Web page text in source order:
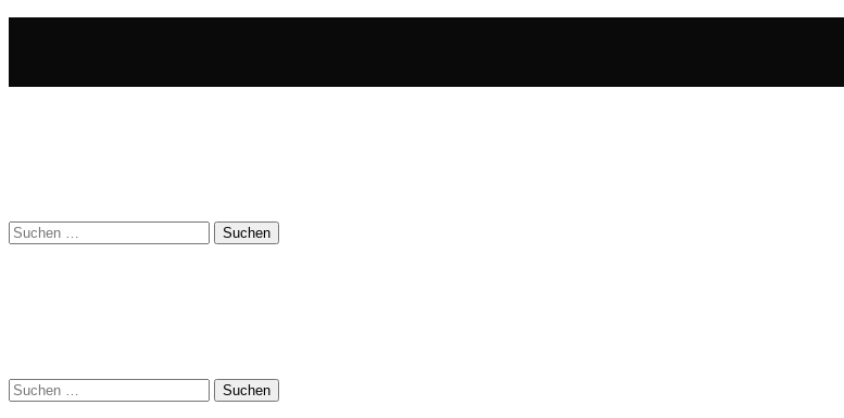
Suchen
nach:
Suchen
nach: